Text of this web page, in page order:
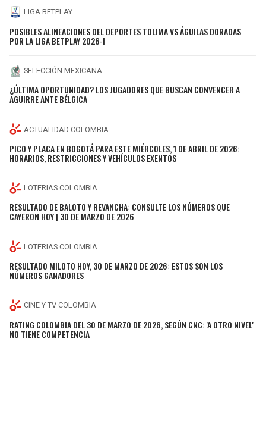
LIGA BETPLAY
POSIBLES ALINEACIONES DEL DEPORTES TOLIMA VS ÁGUILAS DORADAS
POR LA LIGA BETPLAY 2026-I
SELECCIÓN MEXICANA
¿ÚLTIMA OPORTUNIDAD? LOS JUGADORES QUE BUSCAN CONVENCER A
AGUIRRE ANTE BÉLGICA
ACTUALIDAD COLOMBIA
PICO Y PLACA EN BOGOTÁ PARA ESTE MIÉRCOLES, 1 DE ABRIL DE 2026:
HORARIOS, RESTRICCIONES Y VEHÍCULOS EXENTOS
LOTERIAS COLOMBIA
RESULTADO DE BALOTO Y REVANCHA: CONSULTE LOS NÚMEROS QUE
CAYERON HOY | 30 DE MARZO DE 2026
LOTERIAS COLOMBIA
RESULTADO MILOTO HOY, 30 DE MARZO DE 2026: ESTOS SON LOS
NÚMEROS GANADORES
CINE Y TV COLOMBIA
RATING COLOMBIA DEL 30 DE MARZO DE 2026, SEGÚN CNC: 'A OTRO NIVEL'
NO TIENE COMPETENCIA